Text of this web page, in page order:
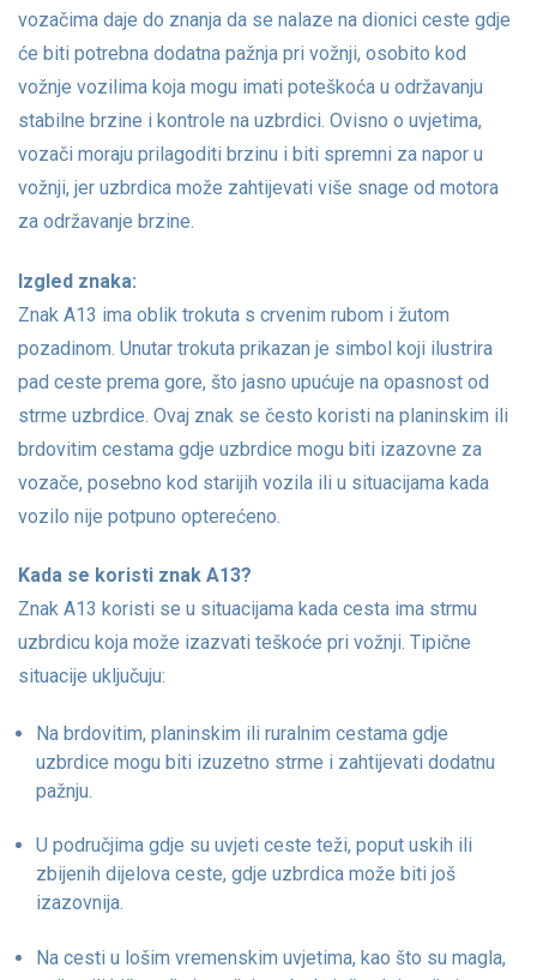
vozačima daje do znanja da se nalaze na dionici ceste gdje
će biti potrebna dodatna pažnja pri vožnji, osobito kod
vožnje vozilima koja mogu imati poteškoća u održavanju
stabilne brzine i kontrole na uzbrdici. Ovisno o uvjetima,
vozači moraju prilagoditi brzinu i biti spremni za napor u
vožnji, jer uzbrdica može zahtijevati više snage od motora
za održavanje brzine.
Izgled znaka:
Znak A13 ima oblik trokuta s crvenim rubom i žutom
pozadinom. Unutar trokuta prikazan je simbol koji ilustrira
pad ceste prema gore, što jasno upućuje na opasnost od
strme uzbrdice. Ovaj znak se često koristi na planinskim ili
brdovitim cestama gdje uzbrdice mogu biti izazovne za
vozače, posebno kod starijih vozila ili u situacijama kada
vozilo nije potpuno opterećeno.
Kada se koristi znak A13?
Znak A13 koristi se u situacijama kada cesta ima strmu
uzbrdicu koja može izazvati teškoće pri vožnji. Tipične
situacije uključuju:
Na brdovitim, planinskim ili ruralnim cestama gdje
uzbrdice mogu biti izuzetno strme i zahtijevati dodatnu
pažnju.
U područjima gdje su uvjeti ceste teži, poput uskih ili
zbijenih dijelova ceste, gdje uzbrdica može biti još
izazovnija.
Na cesti u lošim vremenskim uvjetima, kao što su magla,